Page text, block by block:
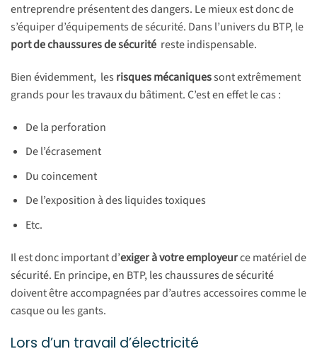
entreprendre présentent des dangers. Le mieux est donc de
s’équiper d’équipements de sécurité. Dans l’univers du BTP, le
port de chaussures de sécurité reste indispensable.
Bien évidemment, les risques mécaniquessont extrêmement
grands pour les travaux du bâtiment. C’est en effet le cas :
De la perforation
De l’écrasement
Du coincement
De l’exposition à des liquides toxiques
Etc.
Il est donc important d’exiger à votre employeurce matériel de
sécurité. En principe, en BTP, les chaussures de sécurité
doivent être accompagnées par d’autres accessoires comme le
casque ou les gants.
Lors d’un travail d’électricité